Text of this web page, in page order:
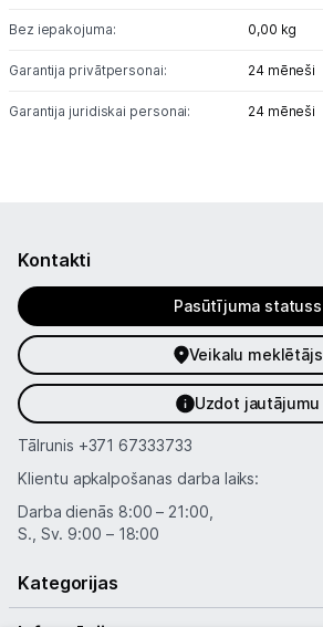
Sadzīves tehnika
Skaistumkopšana
Blogs
Piegāde un apmaksa
Tehnikas izvešana
Uzņēmumiem
Tet pakalpojumi
Bez iepakojuma: 0,00 kg
Garantija privātpersonai: 24 mēneši
Garantija juridiskai personai: 24 mēneši
Kontakti
Pasūtījuma statuss
Veikalu meklētājs
Uzdot jautājumu
Tālrunis +371 67333733
Klientu apkalpošanas darba laiks:
Darba dienās 8:00 – 21:00,
S., Sv. 9:00 – 18:00
Kategorijas